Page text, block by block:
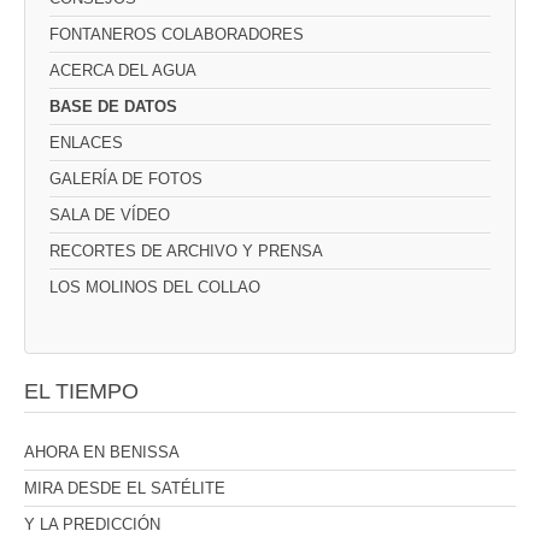
FONTANEROS COLABORADORES
ACERCA DEL AGUA
BASE DE DATOS
ENLACES
GALERÍA DE FOTOS
SALA DE VÍDEO
RECORTES DE ARCHIVO Y PRENSA
LOS MOLINOS DEL COLLAO
EL TIEMPO
AHORA EN BENISSA
MIRA DESDE EL SATÉLITE
Y LA PREDICCIÓN